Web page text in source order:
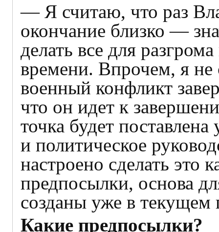
— Я считаю, что раз
окончание близко —
делать все для
времени. Впрочем, я не
военный конфликт
что он идет к
точка будет
и политическое
настроено сделать
предпосылки, основа
созданы уже в текущем
Какие предпосылки?